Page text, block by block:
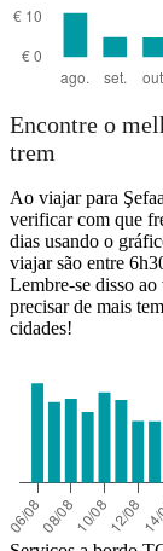
Encontre o
trem
Ao viajar para
verificar com que
dias usando o
viajar são entre
Lembre-se disso
precisar de mais
cidades!